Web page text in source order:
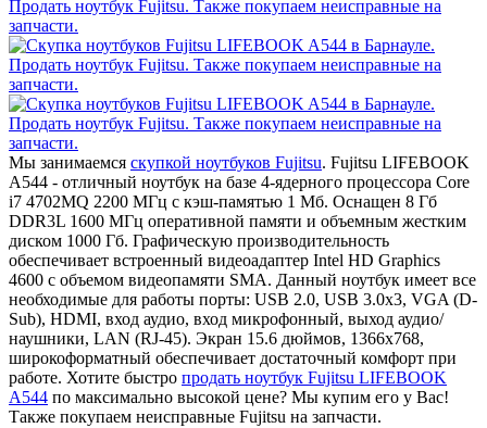
Мы занимаемся скупкой ноутбуков Fujitsu. Fujitsu LIFEBOOK
A544 - отличный ноутбук на базе 4-ядерного процессора Core
i7 4702MQ 2200 МГц с кэш-памятью 1 Мб. Оснащен 8 Гб
DDR3L 1600 МГц оперативной памяти и объемным жестким
диском 1000 Гб. Графическую производительность
обеспечивает встроенный видеоадаптер Intel HD Graphics
4600 с объемом видеопамяти SMA. Данный ноутбук имеет все
необходимые для работы порты: USB 2.0, USB 3.0x3, VGA (D-
Sub), HDMI, вход аудио, вход микрофонный, выход аудио/
наушники, LAN (RJ-45). Экран 15.6 дюймов, 1366x768,
широкоформатный обеспечивает достаточный комфорт при
работе. Хотите быстро продать ноутбук Fujitsu LIFEBOOK
A544 по максимально высокой цене? Мы купим его у Вас!
Также покупаем неисправные Fujitsu на запчасти.